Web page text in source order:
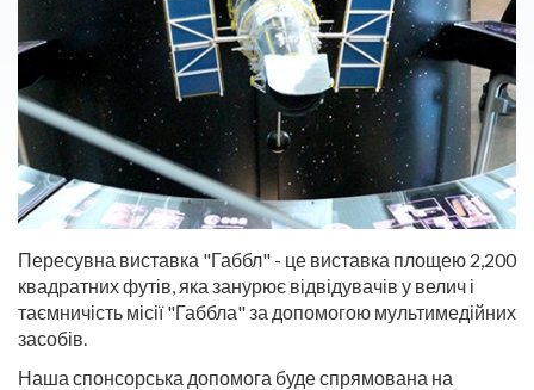
Пересувна виставка "Габбл" - це виставка площею 2,200
квадратних футів, яка занурює відвідувачів у велич і
таємничість місії "Габбла" за допомогою мультимедійних
засобів.
Наша спонсорська допомога буде спрямована на